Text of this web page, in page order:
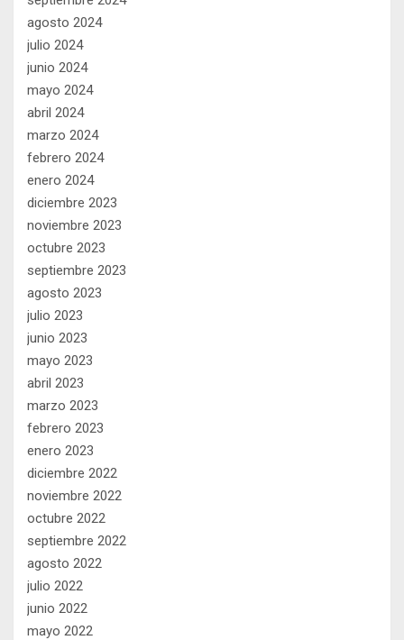
agosto 2024
julio 2024
junio 2024
mayo 2024
abril 2024
marzo 2024
febrero 2024
enero 2024
diciembre 2023
noviembre 2023
octubre 2023
septiembre 2023
agosto 2023
julio 2023
junio 2023
mayo 2023
abril 2023
marzo 2023
febrero 2023
enero 2023
diciembre 2022
noviembre 2022
octubre 2022
septiembre 2022
agosto 2022
julio 2022
junio 2022
mayo 2022